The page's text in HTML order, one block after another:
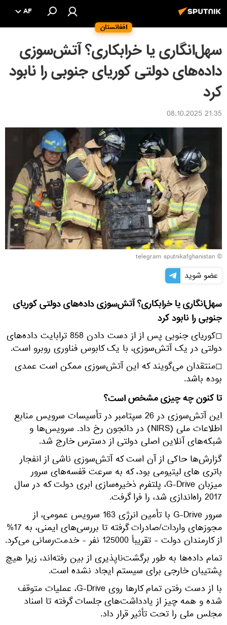
افغانستان
AF
سهل‌انگاری یا خرابکاری؟ آتش‌سوزی
داده‌های دولتی کوریای جنوبی را نابود
کرد
21:35 08.10.2025
© telegram sputnikafghanistan
عضو شوید
سهل‌انگاری یا خرابکاری؟ آتش‌سوزی داده‌های دولتی کوریای
جنوبی را نابود کرد
◻کوریای جنوبی پس از از دست دادن 858 ترابایت داده‌های
دولتی در یک آتش‌سوزی، با یک کابوس فناوری روبرو است.
◻منتقدان می‌گویند که این آتش‌سوزی ممکن است عمدی
بوده باشد.
تا کنون چه چیزی مشخص است؟
این آتش‌سوزی در 26 سپتامبر در تأسیسات سرویس منابع
اطلاعات ملی (NIRS) در دائجون رخ داد. سرویس‌ها و
شبکه‌های آنلاین اصلی دولتی از دسترس خارج شد.
گزارش‌ها حاکی از آن است که آتش‌سوزی ناشی از انفجار
باتری های لیتیومی بود، که به سرعت قفسه‌های سرور
میزبان G-Drive، پلتفرم ذخیره‌سازی ابری دولت که در سال
2017 راه‌اندازی شد، را فرا گرفت.
سرور G-Drive با تأمین انرژی 163 سرویس عمومی، از
مجوزهای واردات/صادرات گرفته تا بررسی‌های ایمنی، به 17%
از کارمندان دولت - تقریباً 125000 نفر - خدمت‌رسانی می‌کرد.
تمام داده‌ها به طور برگشت‌ناپذیری از بین رفته‌اند، زیرا هیچ
پشتیبان خارجی برای سیستم ایجاد نشده است.
با از دست رفتن تمام کارها روی G-Drive، عملیات متوقف
شده و همه چیز از یادداشت‌های جلسات گرفته تا اسناد
مجلس ملی را تحت تأثیر قرار داد.